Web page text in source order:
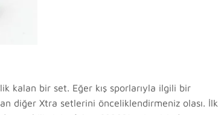
kalan bir set. Eğer kış sporlarıyla ilgili bir
diğer Xtra setlerini önceliklendirmeniz olası. İlk